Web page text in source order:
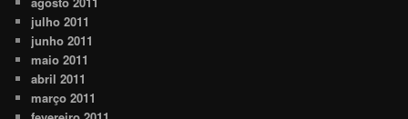
julho 2011
junho 2011
maio 2011
abril 2011
março 2011